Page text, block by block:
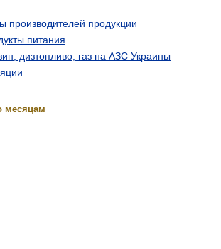
производителей продукции
питания
дизтопливо, газ на АЗС Украины
месяцам